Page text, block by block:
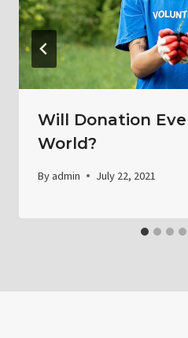
Will Donation
World?
Byadmin July 22, 2021